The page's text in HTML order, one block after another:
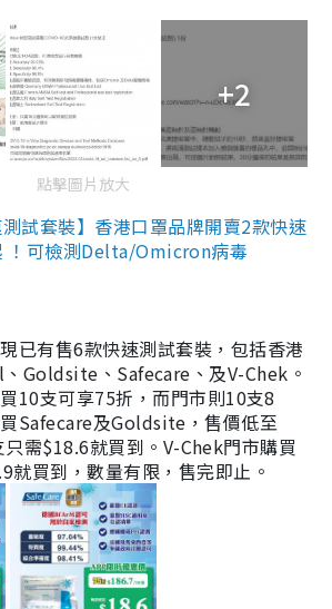
+2
點擊圖片放大
試套裝】香港口罩品牌開賣2款快速
！可檢測Delta/Omicron病毒
已有售6款快速測試套裝，包括香港
Goldsite、Safecare、及V-Chek。
10支可享75折，而門市則10支8
Safecare及Goldsite，售價低至
需$18.6就買到。V-Chek門市購買
就買到，數量有限，售完即止。